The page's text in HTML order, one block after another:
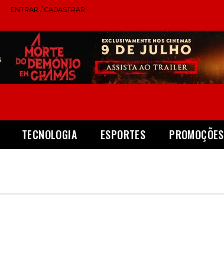
ENTRAR / CADASTRAR
TECNOLOGIA ESPORTES PROMOÇÕES